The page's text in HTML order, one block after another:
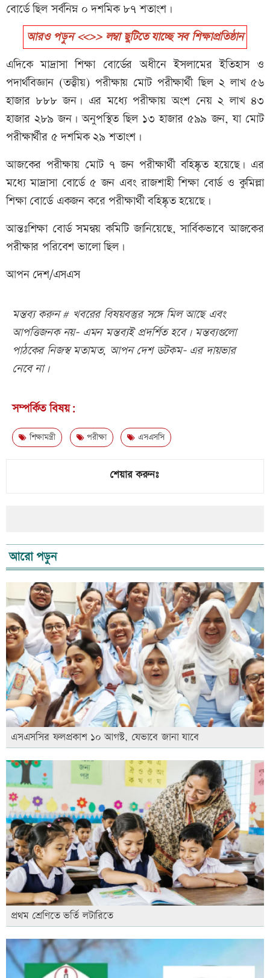
বোর্ডে ছিল সর্বনিম্ন ০ দশমিক ৮৭ শতাংশ।
আরও পড়ুন <<>> লম্বা ছুটিতে যাচ্ছে সব শিক্ষাপ্রতিষ্ঠান
এদিকে মাদ্রাসা শিক্ষা বোর্ডের অধীনে ইসলামের ইতিহাস ও
পদার্থবিজ্ঞান (তত্ত্বীয়) পরীক্ষায় মোট পরীক্ষার্থী ছিল ২ লাখ ৫৬
হাজার ৮৮৮ জন। এর মধ্যে পরীক্ষায় অংশ নেয় ২ লাখ ৪৩
হাজার ২৮৯ জন। অনুপস্থিত ছিল ১৩ হাজার ৫৯৯ জন, যা মোট
পরীক্ষার্থীর ৫ দশমিক ২৯ শতাংশ।
আজকের পরীক্ষায় মোট ৭ জন পরীক্ষার্থী বহিষ্কৃত হয়েছে। এর
মধ্যে মাদ্রাসা বোর্ডে ৫ জন এবং রাজশাহী শিক্ষা বোর্ড ও কুমিল্লা
শিক্ষা বোর্ডে একজন করে পরীক্ষার্থী বহিষ্কৃত হয়েছে।
আন্তঃশিক্ষা বোর্ড সমন্বয় কমিটি জানিয়েছে, সার্বিকভাবে আজকের
পরীক্ষার পরিবেশ ভালো ছিল।
আপন দেশ/এসএস
মন্তব্য করুন # খবরের বিষয়বস্তুর সঙ্গে মিল আছে এবং
আপত্তিজনক নয়- এমন মন্তব্যই প্রদর্শিত হবে। মন্তব্যগুলো
পাঠকের নিজস্ব মতামত, আপন দেশ ডটকম- এর দায়ভার
নেবে না।
সম্পর্কিত বিষয়:
শিক্ষামন্ত্রী পরীক্ষা এসএসসি
শেয়ার করুনঃ
আরো পড়ুন
এসএসসির ফলপ্রকাশ ১০ আগস্ট, যেভাবে জানা যাবে
প্রথম শ্রেণিতে ভর্তি লটারিতে